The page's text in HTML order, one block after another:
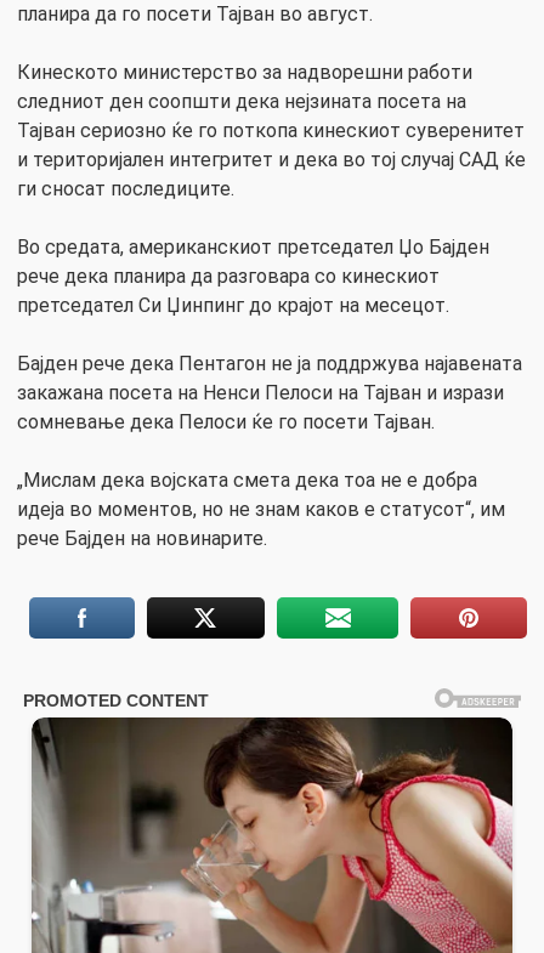
планира да го посети Тајван во август.
Кинеското министерство за надворешни работи
следниот ден соопшти дека нејзината посета на
Тајван сериозно ќе го поткопа кинескиот суверенитет
и територијален интегритет и дека во тој случај САД ќе
ги сносат последиците.
Во средата, американскиот претседател Џо Бајден
рече дека планира да разговара со кинескиот
претседател Си Џинпинг до крајот на месецот.
Бајден рече дека Пентагон не ја поддржува најавената
закажана посета на Ненси Пелоси на Тајван и изрази
сомневање дека Пелоси ќе го посети Тајван.
„Мислам дека војската смета дека тоа не е добра
идеја во моментов, но не знам каков е статусот“, им
рече Бајден на новинарите.